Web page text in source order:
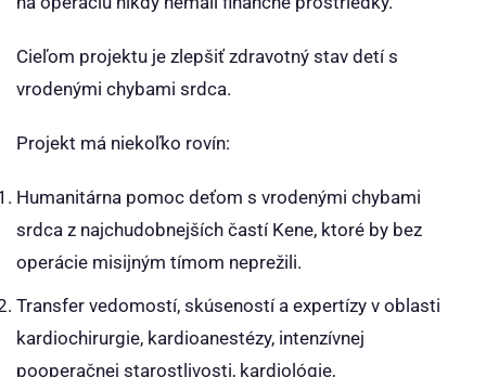
Cieľom projektu je zlepšiť zdravotný stav detí s
vrodenými chybami srdca.
Projekt má niekoľko rovín:
Humanitárna pomoc deťom s vrodenými chybami
srdca z najchudobnejších častí Kene, ktoré by bez
operácie misijným tímom neprežili.
Transfer vedomostí, skúseností a expertízy v oblasti
kardiochirurgie, kardioanestézy, intenzívnej
pooperačnej starostlivosti, kardiológie,